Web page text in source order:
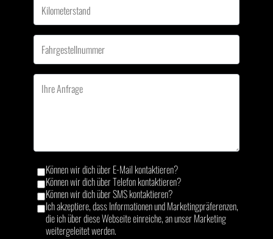
Können wir dich über E-Mail kontaktieren?
Können wir dich über Telefon kontaktieren?
Können wir dich über SMS kontaktieren?
Ich akzeptiere, dass Informationen und Marketingpräferenzen,
die ich über diese Webseite einreiche, an unser Marketing
weitergeleitet werden.